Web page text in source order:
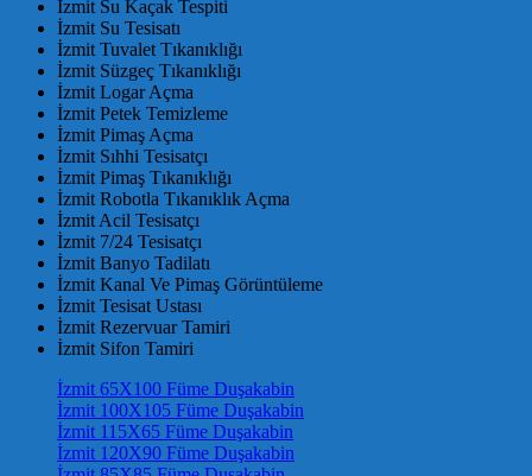
İzmit Su Kaçak Tespiti
İzmit Su Tesisatı
İzmit Tuvalet Tıkanıklığı
İzmit Süzgeç Tıkanıklığı
İzmit Logar Açma
İzmit Petek Temizleme
İzmit Pimaş Açma
İzmit Sıhhi Tesisatçı
İzmit Pimaş Tıkanıklığı
İzmit Robotla Tıkanıklık Açma
İzmit Acil Tesisatçı
İzmit 7/24 Tesisatçı
İzmit Banyo Tadilatı
İzmit Kanal Ve Pimaş Görüntüleme
İzmit Tesisat Ustası
İzmit Rezervuar Tamiri
İzmit Sifon Tamiri
İzmit 65X100 Füme Duşakabin
İzmit 100X105 Füme Duşakabin
İzmit 115X65 Füme Duşakabin
İzmit 120X90 Füme Duşakabin